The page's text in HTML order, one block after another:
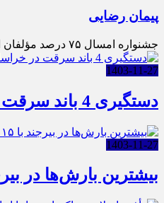
پیمان رضایی
جشنواره امسال ۷۵ درصد مؤلفان از دانشجویان مرد و ۲۵ درصد از خانم‌ها بوده‌اند. مقطع تحصیلی دانشجویان مؤلف به ترت
1403-11-27
دستگیری 4 باند سرقت در خراسان جنوبی
1403-11-27
بیشترین بارش‌ها در بیرجند با ۱۵